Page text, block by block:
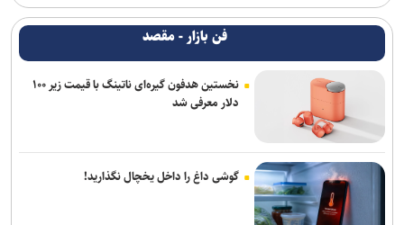
فن بازار - مقصد
نخستین هدفون گیره‌ای ناتینگ با قیمت زیر ۱۰۰
دلار معرفی شد
گوشی داغ را داخل یخچال نگذارید!